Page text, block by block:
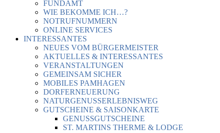
FUNDAMT
WIE BEKOMME ICH…?
NOTRUFNUMMERN
ONLINE SERVICES
INTERESSANTES
NEUES VOM BÜRGERMEISTER
AKTUELLES & INTERESSANTES
VERANSTALTUNGEN
GEMEINSAM SICHER
MOBILES PAMHAGEN
DORFERNEUERUNG
NATURGENUSSERLEBNISWEG
GUTSCHEINE & SAISONKARTE
GENUSSGUTSCHEINE
ST. MARTINS THERME & LODGE